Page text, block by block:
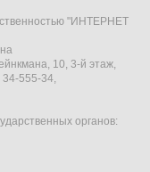
"ИНТЕРНЕТ
10, 3-й этаж,
34-555-34,
органов: